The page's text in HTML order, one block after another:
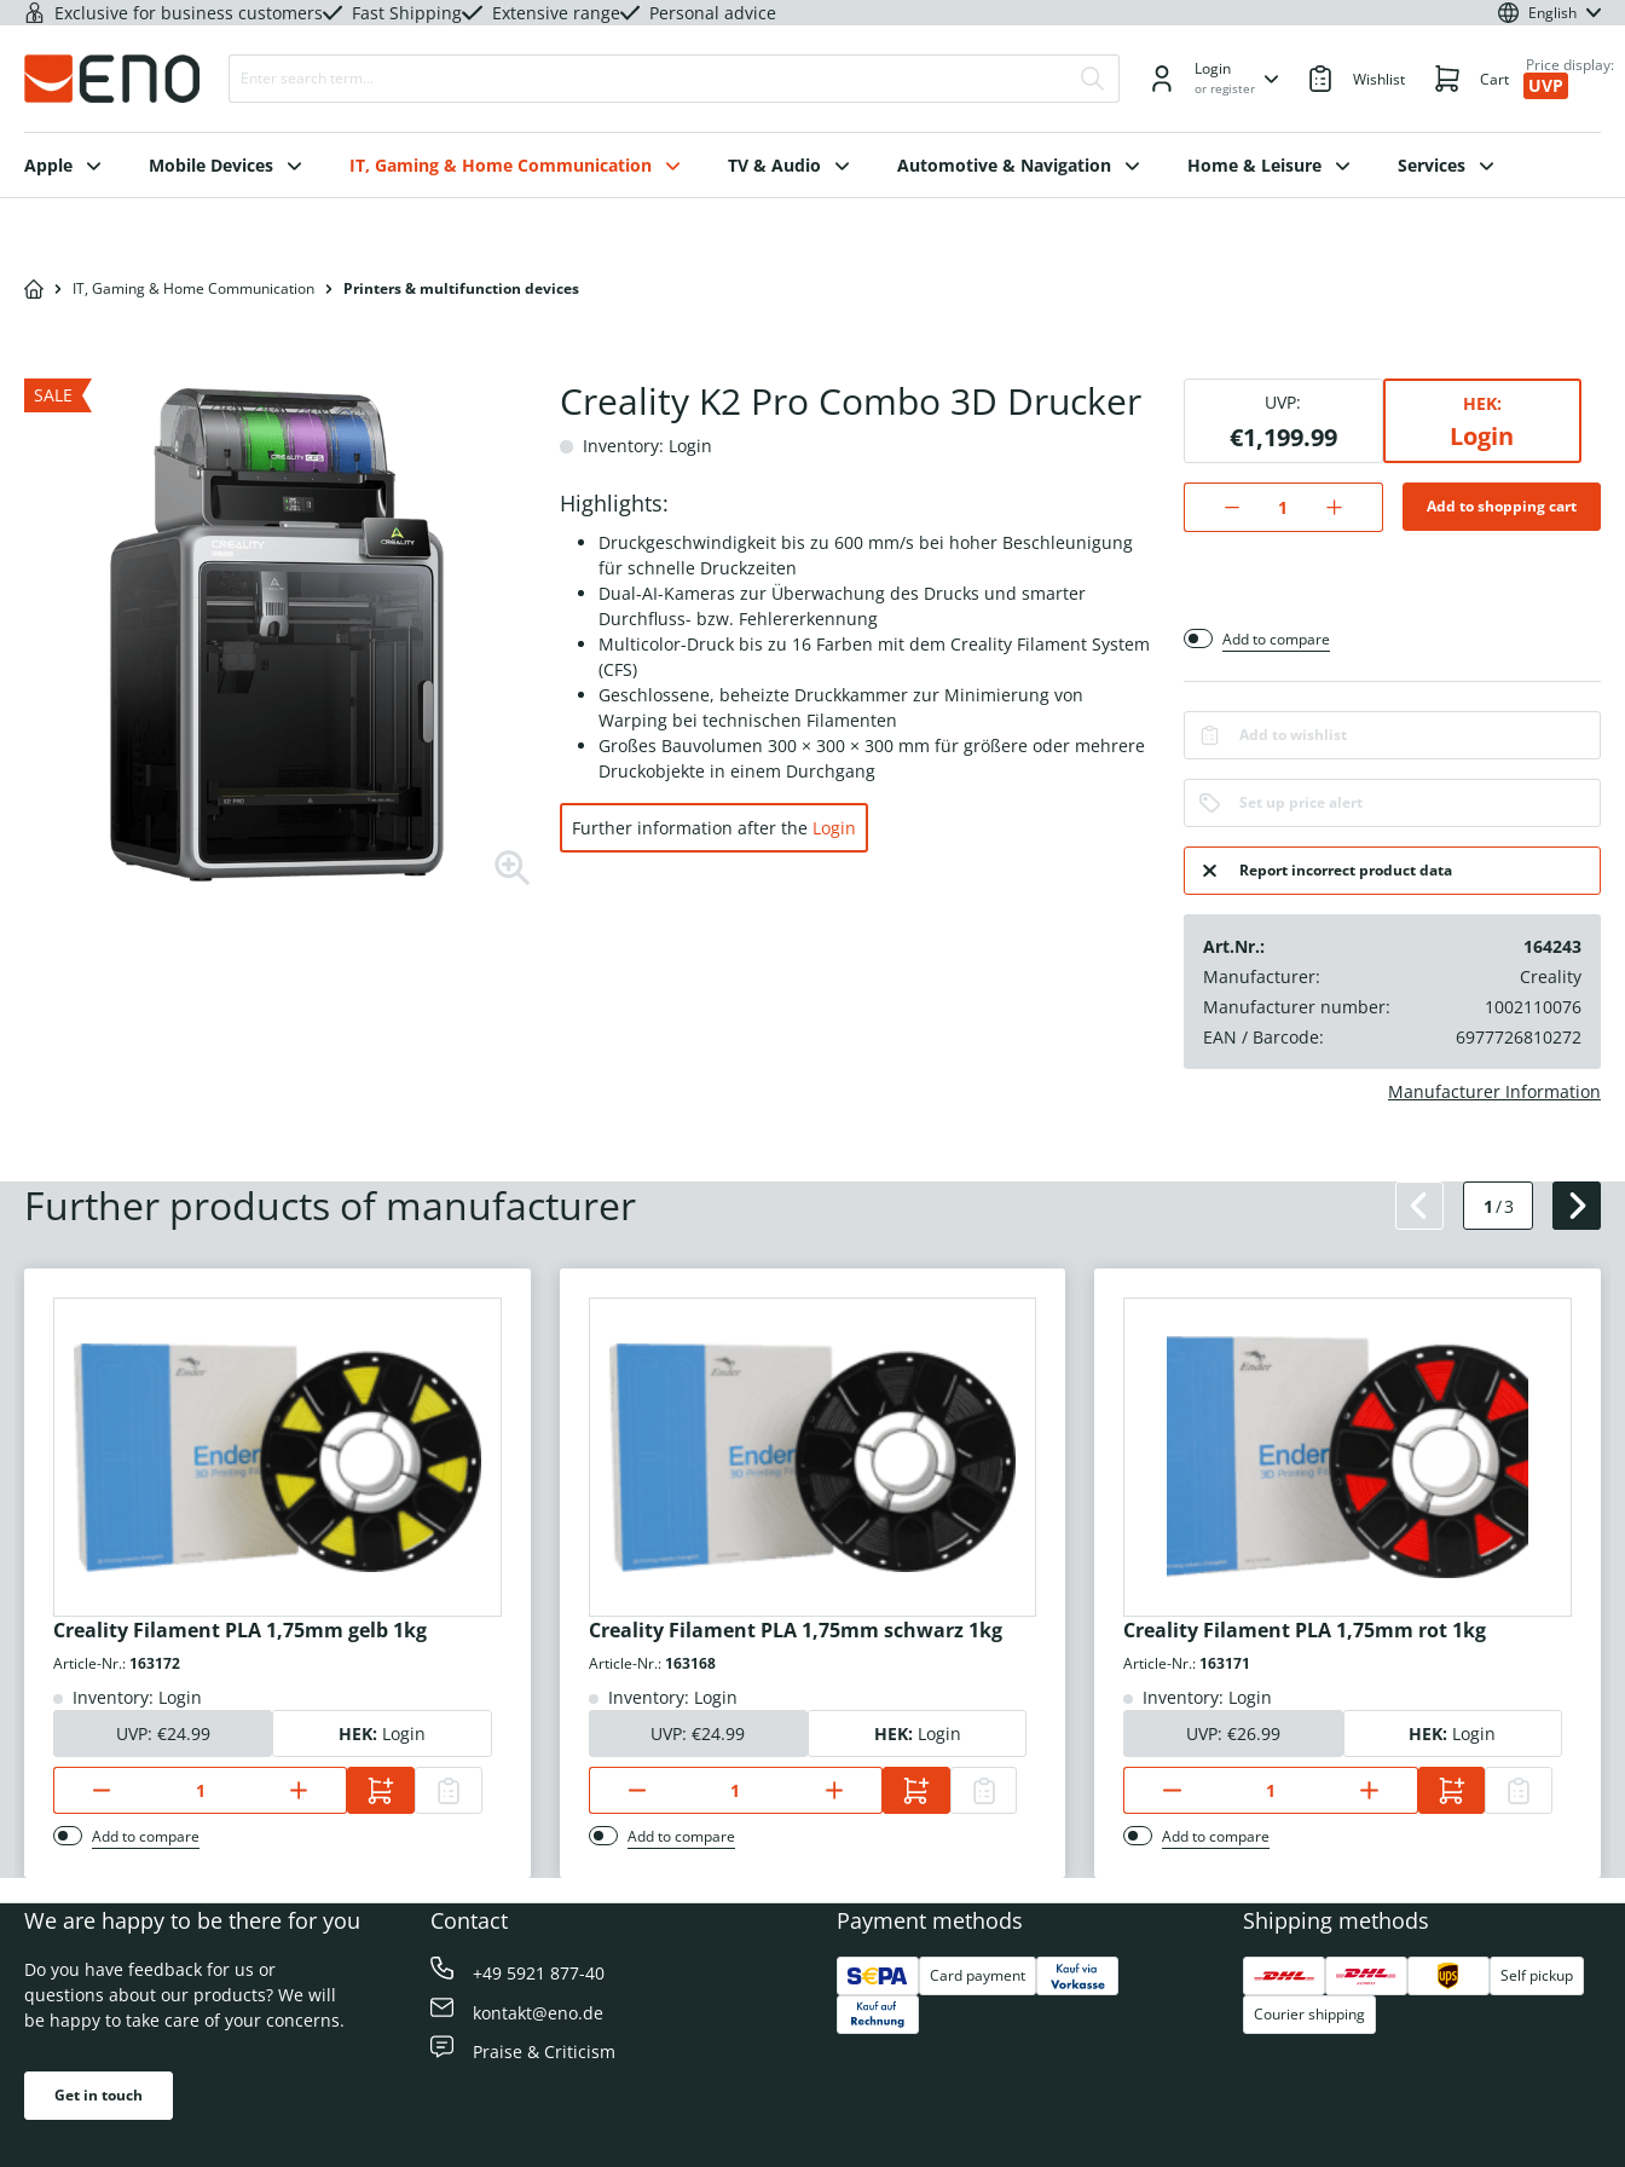
Exclusive for business customers Fast Shipping Extensive range Personal advice English
Login
or register Wishlist Cart
Price display:
UVP
Apple Mobile Devices IT, Gaming & Home Communication TV & Audio Automotive & Navigation Home & Leisure Services
IT, Gaming & Home Communication Printers & multifunction devices
SALE Creality K2 Pro Combo 3D Drucker
Inventory: Login
Highlights:
Druckgeschwindigkeit bis zu 600 mm/s bei hoher Beschleunigung
für schnelle Druckzeiten
Dual-AI-Kameras zur Überwachung des Drucks und smarter
Durchfluss- bzw. Fehlererkennung
Multicolor-Druck bis zu 16 Farben mit dem Creality Filament System
(CFS)
Geschlossene, beheizte Druckkammer zur Minimierung von
Warping bei technischen Filamenten
Großes Bauvolumen 300 × 300 × 300 mm für größere oder mehrere
Druckobjekte in einem Durchgang
Further information after the Login
UVP:
€1,199.99
HEK:
Login
Add to shopping cart
Add to compare
Add to wishlist
Set up price alert
Report incorrect product data
Art.Nr.:
164243
Manufacturer:
Creality
Manufacturer number:
1002110076
EAN / Barcode:
6977726810272
Manufacturer Information
Further products of manufacturer 1 /3
Creality Filament PLA 1,75mm gelb 1kg
Article-Nr.: 163172
Inventory: Login
UVP: €24.99 HEK: Login
Add to compare
Creality Filament PLA 1,75mm schwarz 1kg
Article-Nr.: 163168
Inventory: Login
UVP:€24.99 HEK: Login
Add to compare
Creality Filament PLA 1,75mm rot 1kg
Article-Nr.: 163171
Inventory: Login
UVP: €26.99 HEK: Login
Add to compare
We are happy to be there for you
Do you have feedback for us or
questions about our products? We will
be happy to take care of your concerns.
Get in touch
Contact
+49 5921 877-40
kontakt@eno.de
Praise & Criticism
Payment methods
Card payment
Shipping methods
Self pickup
Courier shipping